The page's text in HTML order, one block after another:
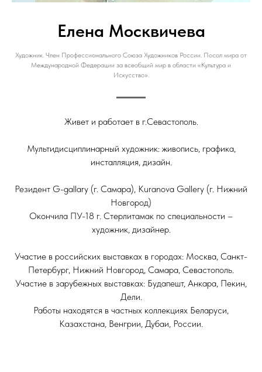
Елена Москвичева
Художник. Член Профессионального Союза Художников России. Посол мира от
Международной Федерации за всеобщий мир в области «Культура и
Искусство».
Живет и работает в г.Севастополь.
Мультидисциплинарный художник: живопись, графика,
инсталляция, дизайн.
Резидент G-gallary (г. Самара), Kuranova Gallery (г. Нижний
Новгород)
Окончила ПУ-18 г. Стерлитамак по специальности –
художник, дизайнер.
Участие в российских выставках в городах: Москва, Санкт-
Петербург, Нижний Новгород, Самара, Севастополь.
Участие в зарубежных выставках: Будапешт, Анкара, Пекин,
Дели.
Работы находятся в частных коллекциях Беларуси,
Казахстана, Венгрии, Дубаи, России.